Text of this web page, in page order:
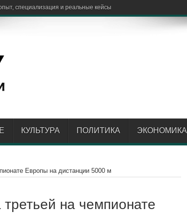
КУЛЬТУРА ПОЛИТИКА ЭКОНОМИКА
Европы на дистанции 5000 м
на чемпионате